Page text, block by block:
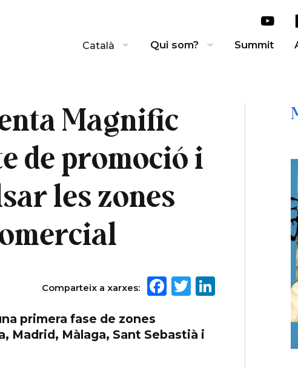
Català Qui som? Summit
Magnific
de promoció i
les zones
Comparteix a xarxes: Facebook
Twitter
primera fase de zones
Madrid, Màlaga, Sant Sebastià i